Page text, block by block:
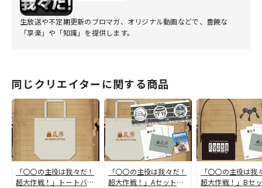
生放送や不定期更新のブロマガ、オリジナル動画などで、豊饒な
「享楽」や「知識」を提供します。
同じクリエイターに関する商品
「〇〇の主役は我々だ！
超大作戦！」トートバッ
「〇〇の主役は我々だ！
超大作戦！」Aセット
「〇〇の主役は我
超大作戦！」Bセ